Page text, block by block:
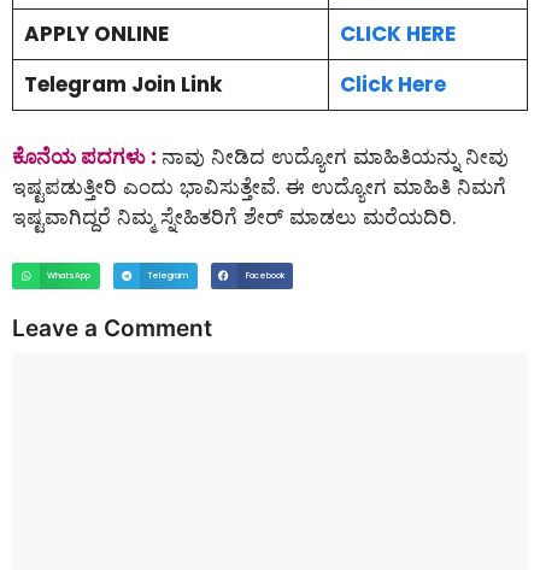
APPLY ONLINE
CLICK HERE
Telegram Join Link
Click Here
ಕೊನೆಯ ಪದಗಳು : ನಾವು ನೀಡಿದ ಉದ್ಯೋಗ ಮಾಹಿತಿಯನ್ನು ನೀವು
ಇಷ್ಟಪಡುತ್ತೀರಿ ಎಂದು ಭಾವಿಸುತ್ತೇವೆ. ಈ ಉದ್ಯೋಗ ಮಾಹಿತಿ ನಿಮಗೆ
ಇಷ್ಟವಾಗಿದ್ದರೆ ನಿಮ್ಮ ಸ್ನೇಹಿತರಿಗೆ ಶೇರ್ ಮಾಡಲು ಮರೆಯದಿರಿ.
WhatsApp Telegram Facebook
Leave a Comment